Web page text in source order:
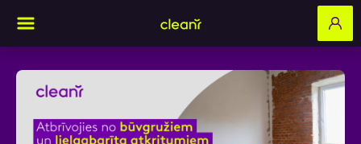
Aizpildi pieteikuma formu un mēs ar tevi
sazināsimies